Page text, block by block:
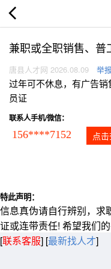
兼职或全职销售、普
唐县人才网 2026.08.09 举报
过年可不休息，有广告
员证
联系人手机/微信：
156****7152 点
特此声明：
信息真伪请自行辨别，求
证或连带责任! 希望我们
[联系客服] [最新找人才]